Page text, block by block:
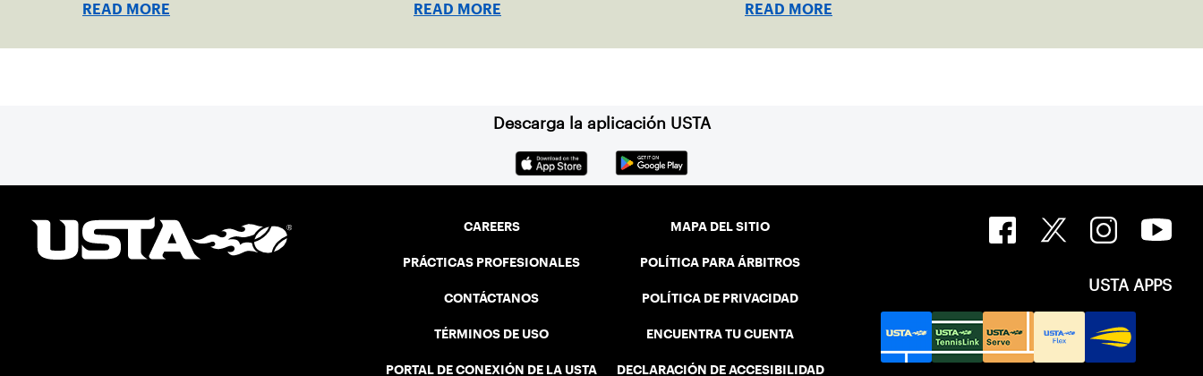
READ MORE READ MORE READ MORE
Descarga la aplicación USTA
CAREERS
PRÁCTICAS PROFESIONALES
CONTÁCTANOS
TÉRMINOS DE USO
PORTAL DE CONEXIÓN DE LA USTA
MAPA DEL SITIO
POLÍTICA PARA ÁRBITROS
POLÍTICA DE PRIVACIDAD
ENCUENTRA TU CUENTA
DECLARACIÓN DE ACCESIBILIDAD
USTA APPS